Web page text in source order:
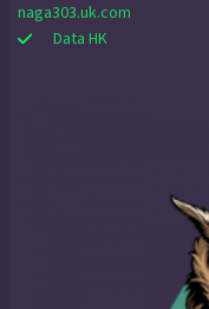
naga303.uk.com
Data HK